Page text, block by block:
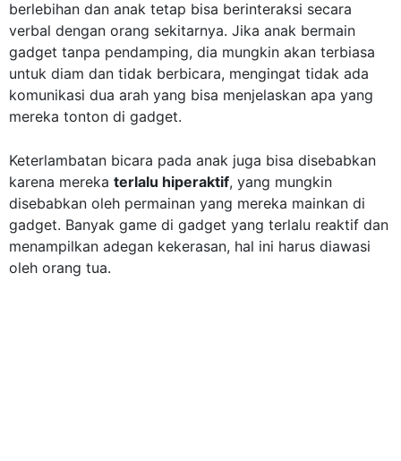
berlebihan dan anak tetap bisa berinteraksi secara
verbal dengan orang sekitarnya. Jika anak bermain
gadget tanpa pendamping, dia mungkin akan terbiasa
untuk diam dan tidak berbicara, mengingat tidak ada
komunikasi dua arah yang bisa menjelaskan apa yang
mereka tonton di gadget.
Keterlambatan bicara pada anak juga bisa disebabkan
karena mereka terlalu hiperaktif, yang mungkin
disebabkan oleh permainan yang mereka mainkan di
gadget. Banyak game di gadget yang terlalu reaktif dan
menampilkan adegan kekerasan, hal ini harus diawasi
oleh orang tua.